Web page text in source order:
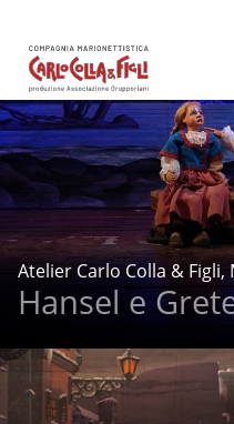
Atelier Carlo Colla & Figli,
Hansel e